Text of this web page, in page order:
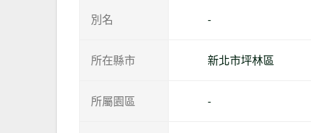
別名 -
所在縣市 新北市坪林區
所屬園區 -